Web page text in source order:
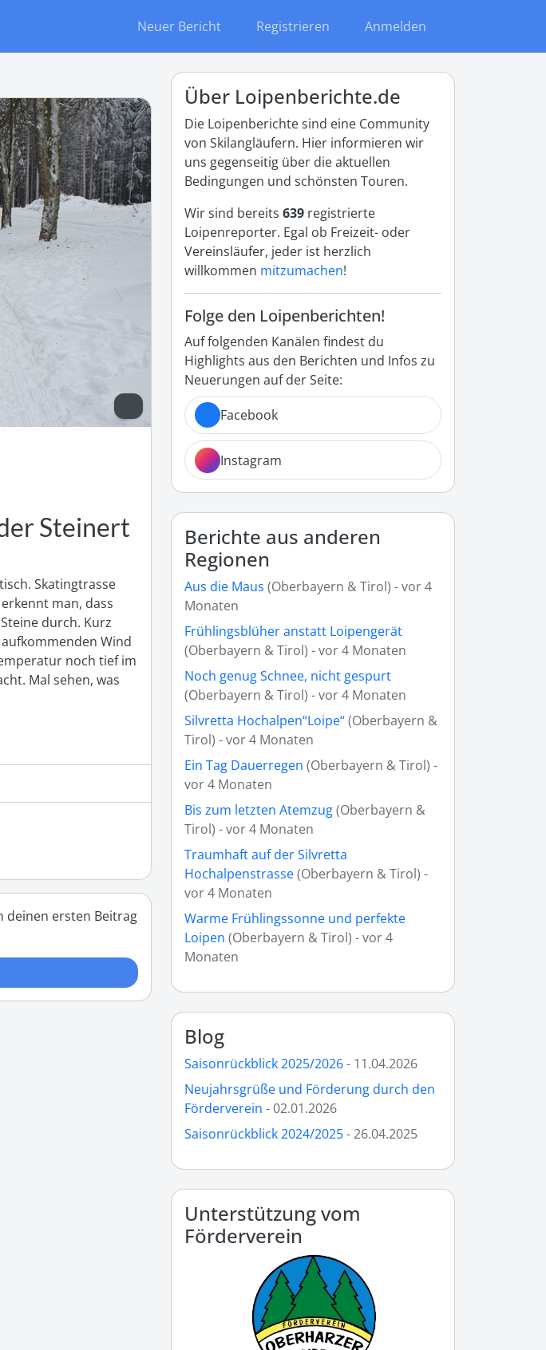
Neuer Bericht Registrieren Anmelden
Steinert
Skatingtrasse
man, dass
durch. Kurz
Wind
noch tief im
Mal sehen, was
deinen ersten Beitrag
Über Loipenberichte.de
Die Loipenberichte sind eine Community
von Skilangläufern. Hier informieren wir
uns gegenseitig über die aktuellen
Bedingungen und schönsten Touren.
Wir sind bereits 639 registrierte
Loipenreporter. Egal ob Freizeit- oder
Vereinsläufer, jeder ist herzlich
willkommen mitzumachen!
Folge den Loipenberichten!
Auf folgenden Kanälen findest du
Highlights aus den Berichten und Infos zu
Neuerungen auf der Seite:
Facebook
Instagram
Berichte aus anderen
Regionen
Aus die Maus (Oberbayern & Tirol) - vor 4
Monaten
Frühlingsblüher anstatt Loipengerät
(Oberbayern & Tirol) - vor 4 Monaten
Noch genug Schnee, nicht gespurt
(Oberbayern & Tirol) - vor 4 Monaten
Silvretta Hochalpen“Loipe“(Oberbayern &
Tirol) - vor 4 Monaten
Ein Tag Dauerregen (Oberbayern & Tirol) -
vor 4 Monaten
Bis zum letzten Atemzug(Oberbayern &
Tirol) - vor 4 Monaten
Traumhaft auf der Silvretta
Hochalpenstrasse(Oberbayern & Tirol) -
vor 4 Monaten
Warme Frühlingssonne und perfekte
Loipen (Oberbayern & Tirol) - vor 4
Monaten
Blog
Saisonrückblick 2025/2026- 11.04.2026
Neujahrsgrüße und Förderung durch den
Förderverein - 02.01.2026
Saisonrückblick 2024/2025- 26.04.2025
Unterstützung vom
Förderverein